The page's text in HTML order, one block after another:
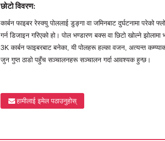
छोटो विवरण:
कार्बन फाइबर रेस्क्यु पोललाई डुङ्गा वा जमिनबाट दुर्घटनामा परेको
गर्न डिजाइन गरिएको हो। पोल भण्डारण बक्स वा छिटो खोल्ने झोलामा
3K कार्बन फाइबरबाट बनेका, यी पोलहरू हल्का वजन, अत्यन्त
जुन गुप्त ठाडो पहुँच सञ्चालनहरू सञ्चालन गर्दा आवश्यक हुन्छ।
हामीलाई इमेल पठाउनुहोस्